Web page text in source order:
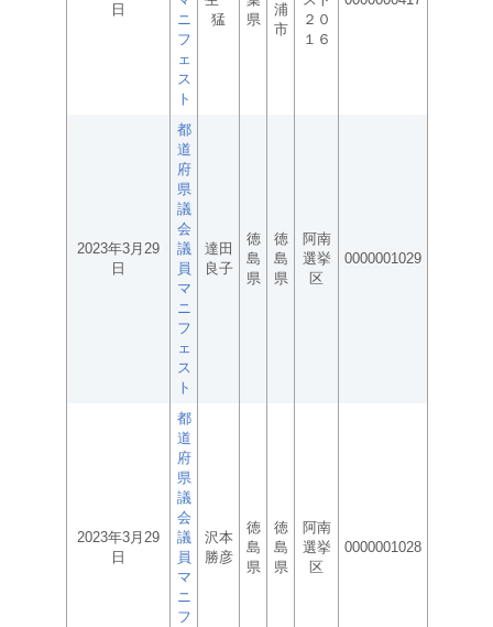
日
ニ
フ
ェ
ス
ト
猛
県
浦
市
２０
１６
2023年3月29
日
都
道
府
県
議
会
議
員
マ
ニ
フ
ェ
ス
ト
達田
良子
徳
島
県
徳
島
県
阿南
選挙
区
0000001029
2023年3月29
日
都
道
府
県
議
会
議
員
マ
ニ
フ
沢本
勝彦
徳
島
県
徳
島
県
阿南
選挙
区
0000001028